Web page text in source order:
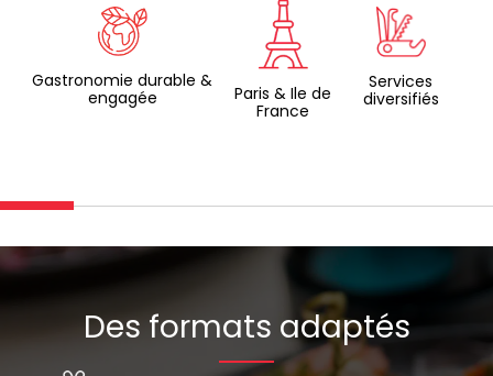
Gastronomie durable &
engagée
Paris & Ile de
France
Services
diversifiés
Des formats adaptés